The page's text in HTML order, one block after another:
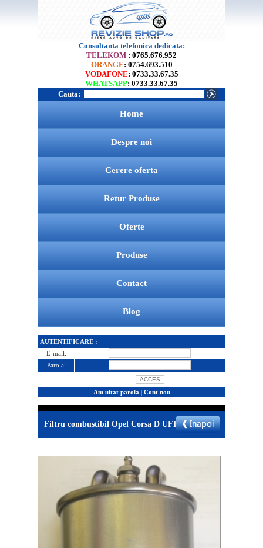
Consultanta telefonica dedicata:
TELEKOM : 0765.676.952
ORANGE: 0754.693.510
VODAFONE: 0733.33.67.35
WHATSAPP: 0733.33.67.35
Cauta:
Home
Despre noi
Cerere oferta
Retur Produse
Oferte
Produse
Contact
Blog
AUTENTIFICARE :
E-mail:
Parola:
Am uitat parola | Cont nou
Filtru combustibil Opel Corsa D UFI